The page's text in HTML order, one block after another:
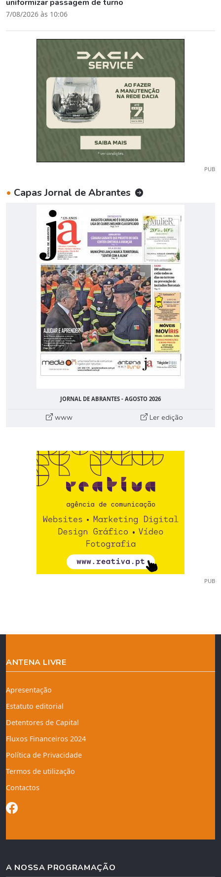
uniformizar passagem de turno
7/08/2026 às 10:06
PUB
• Capas Jornal de Abrantes
JORNAL DE ABRANTES - AGOSTO 2026
www Ler edição
PUB
ANTENA LIVRE
Apresentação
Estatuto editorial
Detentores de Capital
Fluxos Financeiros 2024
Política de Privacidade
Termos de utilização
Contactos
A NOSSA PROGRAMAÇÃO